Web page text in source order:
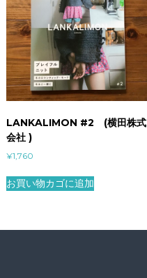
LANKALIMON #2 (横田株式
会社 )
¥1,760
お買い物カゴに追加